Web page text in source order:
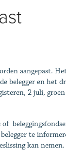
aangepast.
belegger en het
2 juli,
te
kan